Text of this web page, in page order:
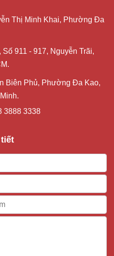
Thị Minh Khai, Phường Đa
911 - 917, Nguyễn Trãi,
Biên Phủ, Phường Đa Kao,
3888 3338